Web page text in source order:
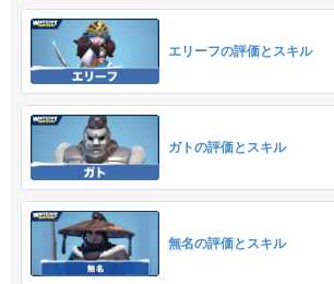
エリーフの評価とスキル
ガトの評価とスキル
無名の評価とスキル